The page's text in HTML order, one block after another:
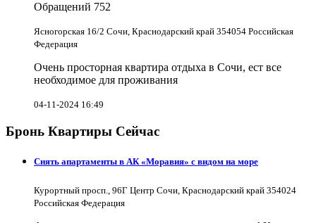
Обращений 752
Ясногорская 16/2 Сочи, Краснодарский край 354054 Российская
Федерация
Очень просторная квартира отдыха в Сочи, ест все
необходимое для проживания
04-11-2024 16:49
Бронь Квартиры Сейчас
Снять апартаменты в АК «Моравия» с видом на море
Курортный просп., 96Г Центр Сочи, Краснодарский край 354024
Российская Федерация